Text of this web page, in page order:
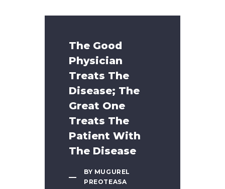
The Good
Physician
Treats The
Disease; The
Great One
Treats The
Patient With
The Disease
BY MUGUREL
PREOTEASA